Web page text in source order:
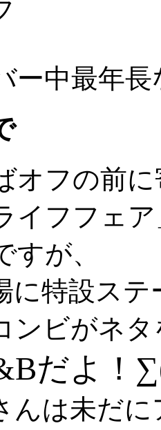
ー中最年
オフの前
イフフェ
すが、
に特設ス
ンビがネ
だよ！
んは未だ